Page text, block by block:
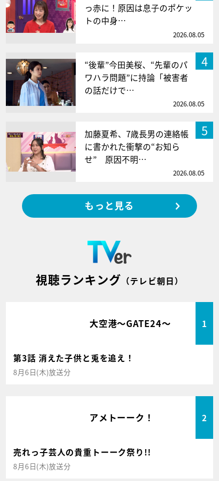
っ赤に！原因は息子のポケッ
トの中身…
2026.08.05
4
“後輩”今田美桜、“先輩のパ
ワハラ問題”に持論「被害者
の話だけで…
2026.08.05
5
加藤夏希、7歳長男の連絡帳
に書かれた衝撃の“お知ら
せ” 原因不明…
2026.08.05
もっと見る
視聴ランキング （テレビ朝日）
大空港～GATE24～ 1
第3話 消えた子供と兎を追え！
8月6日(木)放送分
アメトーーク！ 2
売れっ子芸人の貴重トーーク祭り!!
8月6日(木)放送分